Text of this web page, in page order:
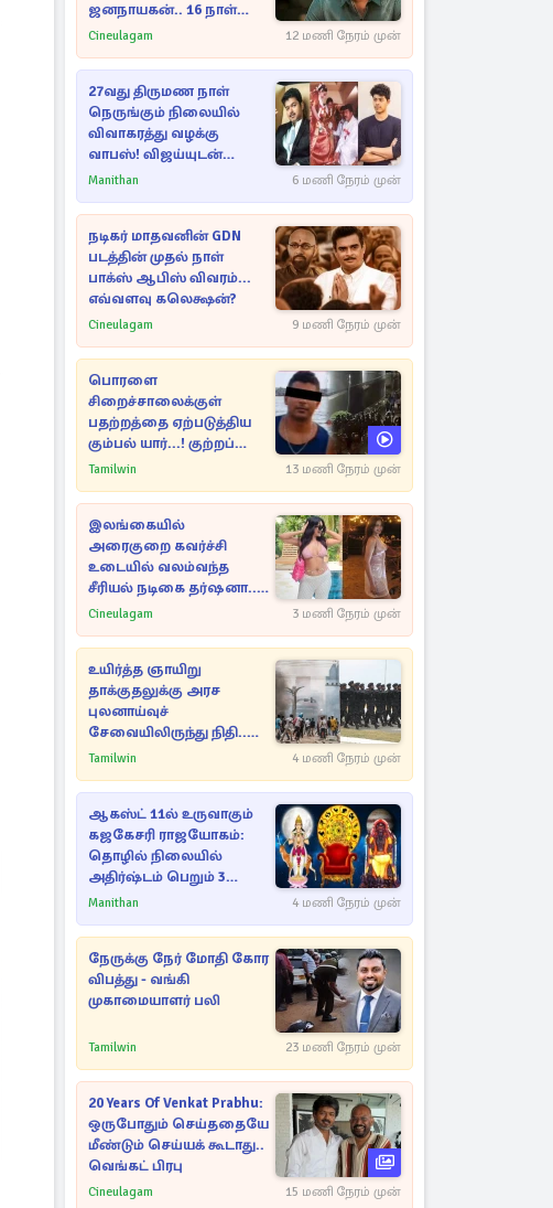
ஜனநாயகன்.. 16 நாள்
பாக்ஸ் ஆபிஸ்
Cineulagam 12 மணி நேரம் முன்
27வது திருமண நாள்
நெருங்கும் நிலையில்
விவாகரத்து வழக்கு
வாபஸ்! விஜய்யுடன்
மீண்டும் இணைவாரா?
Manithan 6 மணி நேரம் முன்
நடிகர் மாதவனின் GDN
படத்தின் முதல் நாள்
பாக்ஸ் ஆபிஸ் விவரம்...
எவ்வளவு கலெக்ஷன்?
Cineulagam 9 மணி நேரம் முன்
பொரளை
சிறைச்சாலைக்குள்
பதற்றத்தை ஏற்படுத்திய
கும்பல் யார்...! குற்றப்
பின்னணி தொடர்பில்
Tamilwin 13 மணி நேரம் முன்
இலங்கையில்
அரைகுறை கவர்ச்சி
உடையில் வலம்வந்த
சீரியல் நடிகை தர்ஷனா...
அவரே வெளியிட்ட
Cineulagam 3 மணி நேரம் முன்
உயிர்த்த ஞாயிறு
தாக்குதலுக்கு அரச
புலனாய்வுச்
சேவையிலிருந்து நிதி..
வெளியான அதிர்ச்சி
Tamilwin 4 மணி நேரம் முன்
ஆகஸ்ட் 11ல் உருவாகும்
கஜகேசரி ராஜயோகம்:
தொழில் நிலையில்
அதிர்ஷ்டம் பெறும் 3
ராசிகள்!
Manithan 4 மணி நேரம் முன்
நேருக்கு நேர் மோதி கோர
விபத்து - வங்கி
முகாமையாளர் பலி
Tamilwin 23 மணி நேரம் முன்
20 Years Of Venkat Prabhu:
ஒருபோதும் செய்ததையே
மீண்டும் செய்யக் கூடாது..
வெங்கட் பிரபு
Cineulagam 15 மணி நேரம் முன்